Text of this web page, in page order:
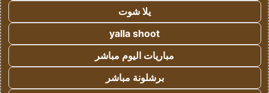
يلا شوت
yalla shoot
مباريات اليوم مباشر
برشلونة مباشر